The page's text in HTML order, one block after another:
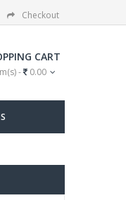
Checkout
CART
- 0.00